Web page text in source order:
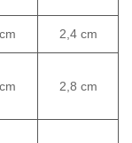
2,4 cm
2,8 cm